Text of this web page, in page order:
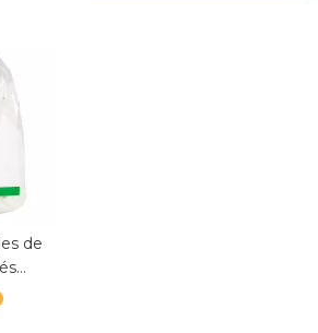
de